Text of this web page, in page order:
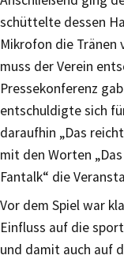
schüttelte dessen
Mikrofon die Tränen
muss der Verein
Pressekonferenz
entschuldigte sich
daraufhin „Das
mit den Worten
Fantalk“ die
Vor dem Spiel war
Einfluss auf die
und damit auch auf